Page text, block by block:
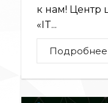
к нам! Центр
«IT...
Подробнее